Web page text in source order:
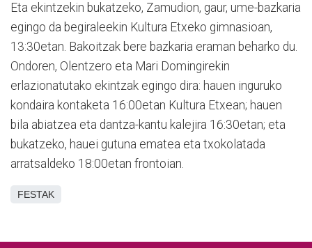
Eta ekintzekin bukatzeko, Zamudion, gaur, ume-bazkaria
egingo da begiraleekin Kultura Etxeko gimnasioan,
13:30etan. Bakoitzak bere bazkaria eraman beharko du.
Ondoren, Olentzero eta Mari Domingirekin
erlazionatutako ekintzak egingo dira: hauen inguruko
kondaira kontaketa 16:00etan Kultura Etxean; hauen
bila abiatzea eta dantza-kantu kalejira 16:30etan; eta
bukatzeko, hauei gutuna ematea eta txokolatada
arratsaldeko 18:00etan frontoian.
FESTAK